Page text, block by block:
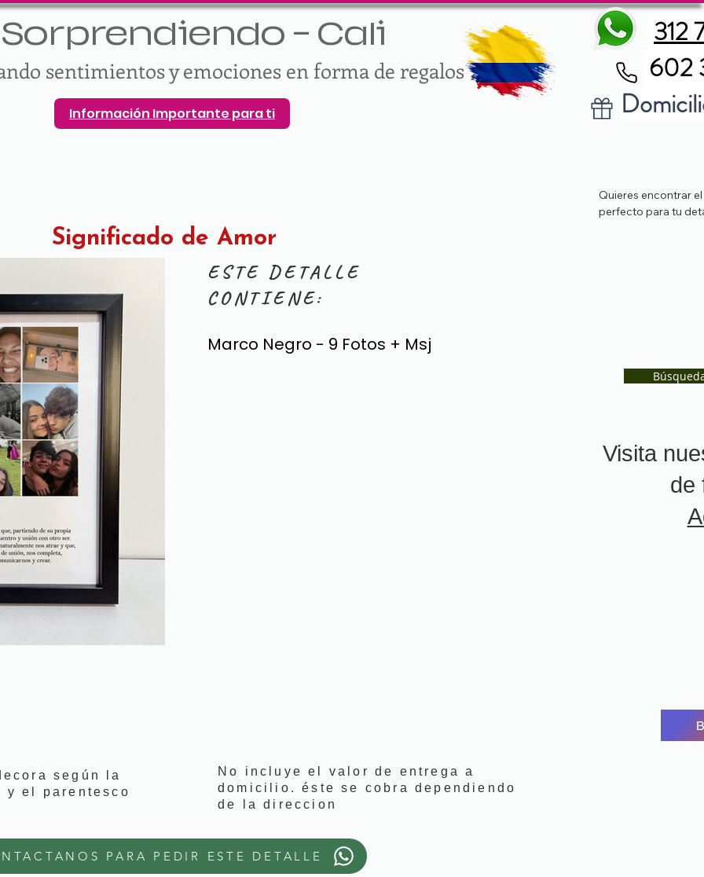
Sorprendiendo - Cali
sentimientos y emociones en forma de regalos
Información Importante para ti
312
602
Significado de Amor
según la
y el parentesco
ESTE DETALLE
CONTIENE:
Marco Negro - 9 Fotos + Msj
No incluye el valor de entrega a
domicilio. éste se cobra dependiendo
de la direccion
PARA PEDIR ESTE DETALLE
Visita
de
Quieres encontrar
perfecto para tu